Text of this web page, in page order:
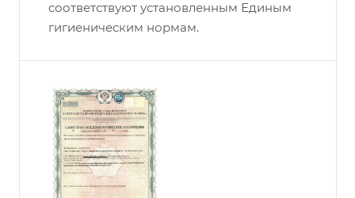
соответствуют установленным Единым
гигиеническим нормам.